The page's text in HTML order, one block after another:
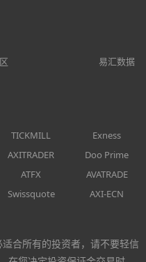
易汇数据
TICKMILL
Exness
AXITRADER
Doo Prime
ATFX
AVATRADE
Swissquote AXI-ECN
合所有的投资者，请不要轻信